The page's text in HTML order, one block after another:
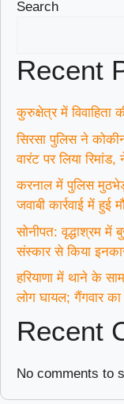
Search
Recent
कुरुक्षेत्र में विवाहिता
सिरसा पुलिस ने
वारंट पर लिया
करनाल में पुलिस
जवाबी कार्रवाई में हुई
सोनीपत: वृद्धाश्रम में
संस्कार से किया
हरियाणा में थाने के
लोग घायल; गैंगवार
Recent
No comments to